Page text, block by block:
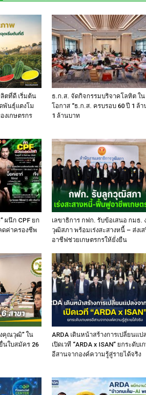
ตที่ดี เริ่มต้น
พันธุ์แตงโม
เกษตรกร
ธ.ก.ส. จัดกิจกรรมบริจาคโลหิต ใน
โอกาส “ธ.ก.ส. ครบรอบ 60 ปี 1 ล้
1 ล้านบาท
ผนึก CPF ยก
ดค่าครองชีพ
เลขาธิการ กฟก. รับข้อเสนอ กมธ.
วุฒิสภา พร้อมเร่งสะสางหนี้ – ส่งเ
อาชีฟช่วยเกษตรกรให้ยั่งยืน
คุณวุฒิ” ใน
นใบสมัคร 26
ARDA เดินหน้าสร้างการเปลี่ยนแป
เปิดเวที “ARDA x ISAN” ยกระดับเ
อีสานจากองค์ความรู้สู่รายได้จริง